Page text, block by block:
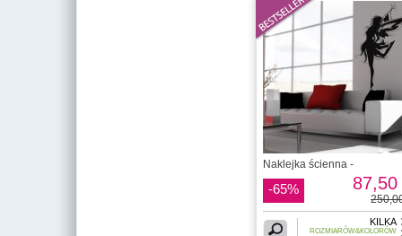
Naklejka ścienna -
-65% 87,50
KILKA
ROZMIARÓW&KOLORÓW